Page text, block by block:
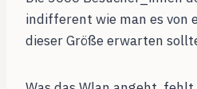
indifferent wie man es von
dieser Größe erwarten